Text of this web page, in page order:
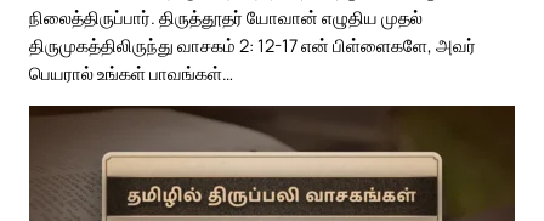
நிலைத்திருப்பார். திருத்தூதர் யோவான் எழுதிய முதல்
திருமுகத்திலிருந்து வாசகம் 2: 12-17 என் பிள்ளைகளே, அவர்
பெயரால் உங்கள் பாவங்கள்…